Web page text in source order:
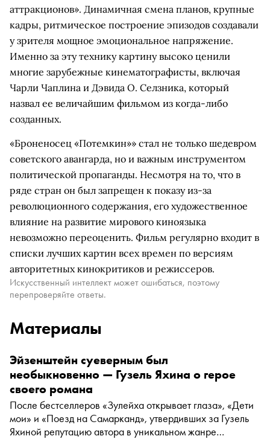
аттракционов». Динамичная смена планов, крупные
кадры, ритмическое построение эпизодов создавали
у зрителя мощное эмоциональное напряжение.
Именно за эту технику картину высоко ценили
многие зарубежные кинематографисты, включая
Чарли Чаплина и Дэвида О. Селзника, который
назвал ее величайшим фильмом из когда-либо
созданных.
«Броненосец «Потемкин»» стал не только шедевром
советского авангарда, но и важным инструментом
политической пропаганды. Несмотря на то, что в
ряде стран он был запрещен к показу из-за
революционного содержания, его художественное
влияние на развитие мирового киноязыка
невозможно переоценить. Фильм регулярно входит в
списки лучших картин всех времен по версиям
авторитетных кинокритиков и режиссеров.
Искусственный интеллект может ошибаться, поэтому
перепроверяйте ответы.
Материалы
Эйзенштейн суеверным был
необыкновенно — Гузель Яхина о герое
своего романа
После бестселлеров «Зулейха открывает глаза», «Дети
мои» и «Поезд на Самарканд», утвердивших за Гузель
Яхиной репутацию автора в уникальном жанре